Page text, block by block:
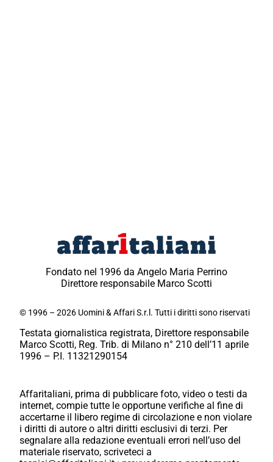
Fondato nel 1996 da Angelo Maria Perrino
Direttore responsabile Marco Scotti
© 1996 – 2026 Uomini & Affari S.r.l. Tutti i diritti sono riservati
Testata giornalistica registrata, Direttore responsabile
Marco Scotti, Reg. Trib. di Milano n° 210 dell’11 aprile
1996 – P.I. 11321290154
Affaritaliani, prima di pubblicare foto, video o testi da
internet, compie tutte le opportune verifiche al fine di
accertarne il libero regime di circolazione e non violare
i diritti di autore o altri diritti esclusivi di terzi. Per
segnalare alla redazione eventuali errori nell’uso del
materiale riservato, scriveteci a